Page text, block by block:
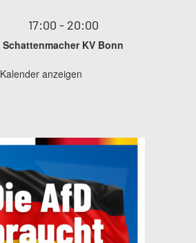
17:00 - 20:00
Schattenmacher KV Bonn
Kalender anzeigen